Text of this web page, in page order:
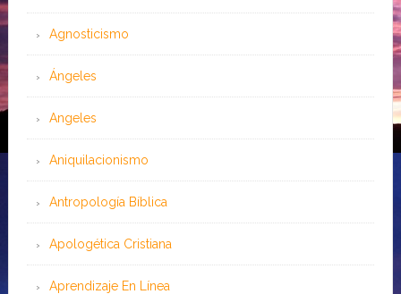
Agnosticismo
Ángeles
Angeles
Aniquilacionismo
Antropología Bíblica
Apologética Cristiana
Aprendizaje En Línea